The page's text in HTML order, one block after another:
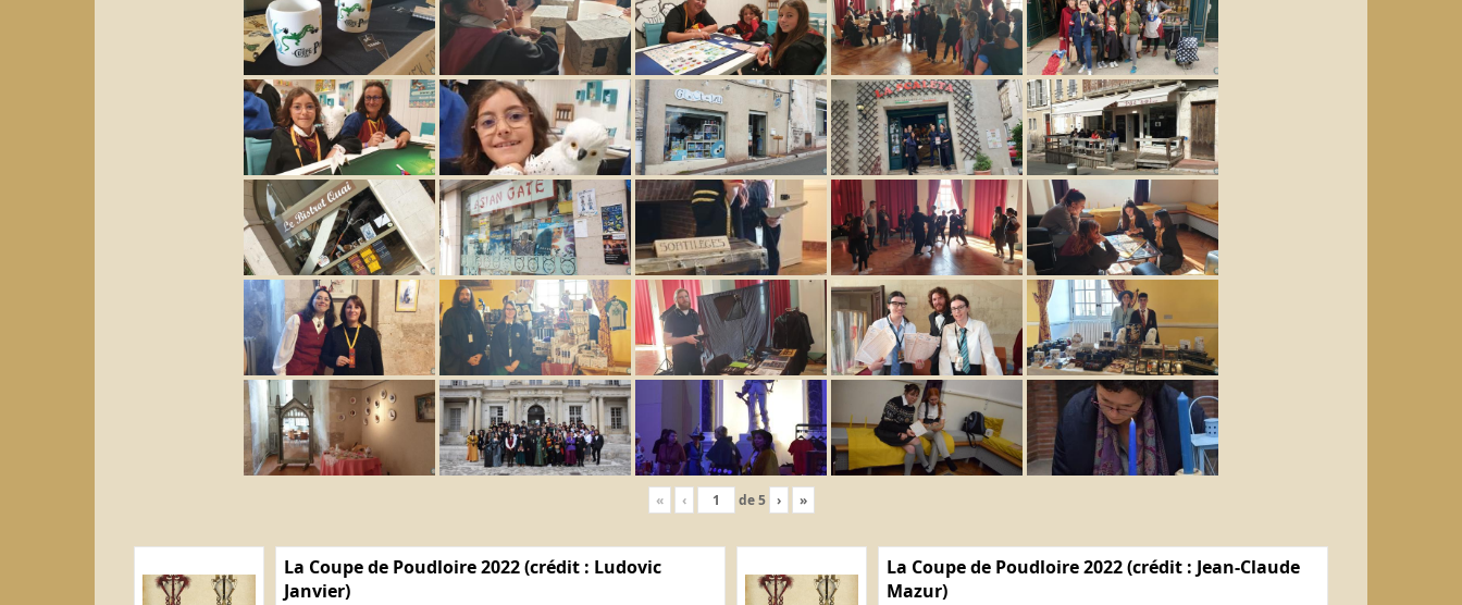
« ‹ de5 › »
La Coupe de Poudloire 2022 (crédit : Ludovic
Janvier)
La Coupe de Poudloire 2022 (crédit : Jean-Claude
Mazur)